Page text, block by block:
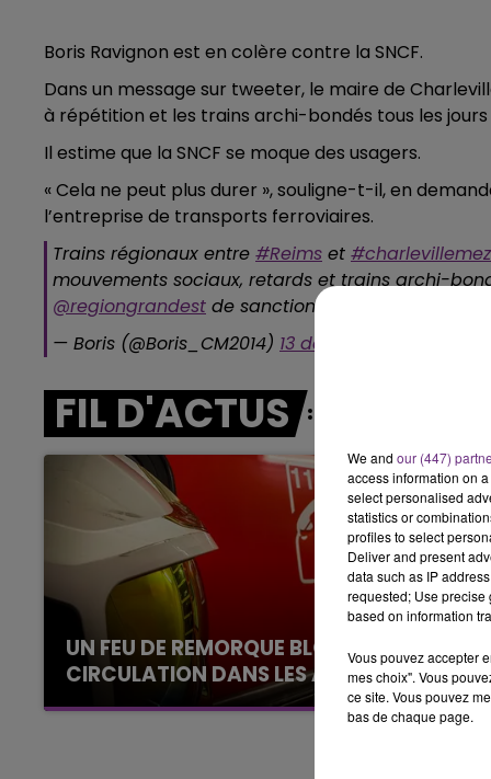
LA RADIO POP
Boris Ravignon est en colère contre la SNCF.
Dans un message sur tweeter, le maire de
à répétition et les trains archi-bondés tous les jours
Il estime que la SNCF se moque des usagers.
« Cela ne peut plus durer », souligne-t-il, en
l’entreprise de transports ferroviaires.
Trains régionaux entre #Reims et
mouvements sociaux, retards et trains archi-
@regiongrandest de sanctionner financièrement
— Boris (@Boris_CM2014) 13 décembre 2017
FIL D'ACTUS
UN FEU DE REMORQUE BLOQUE LA
CIRCULATION DANS LES ARDENNES
Un feu de remorque s'est déclaré ce mercredi
We and our (447)
access information on
select personalised
statistics or
profiles to select
Deliver and present
data such as IP
requested; Use precise
based on information
Vous pouvez accepter
mes choix". Vous
ce site. Vous pouvez
bas de chaque page.